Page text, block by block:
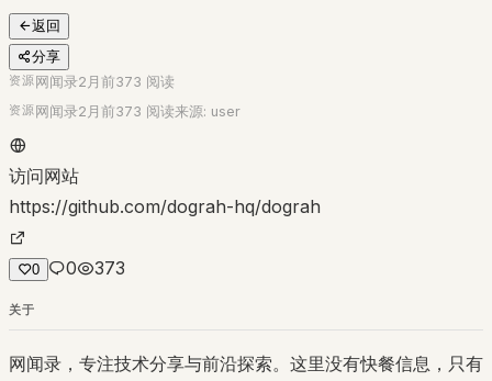
返回
分享
资源 网闻录2月前373 阅读
资源 网闻录2月前373 阅读来源: user
访问网站
https://github.com/dograh-hq/dograh
0 0 373
关于
网闻录，专注技术分享与前沿探索。这里没有快餐信息，只有